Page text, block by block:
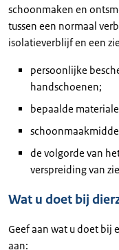
schoonmaken en
tussen een normaal
isolatieverblijf en een
persoonlijke
handschoenen;
bepaalde
de volgorde van
verspreiding van
Wat u doet bij
Geef aan wat u doet bij
aan: